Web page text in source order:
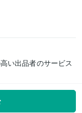
い出品者のサービス